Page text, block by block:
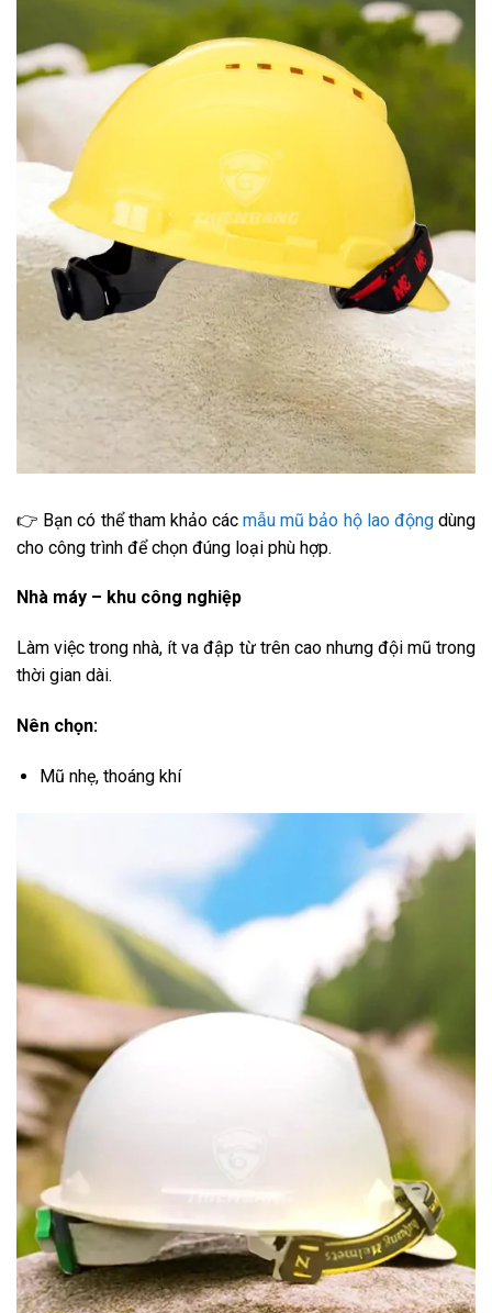
👉 Bạn có thể tham khảo cácmẫu mũ bảo hộ lao độngdùng
cho công trình để chọn đúng loại phù hợp.
Nhà máy – khu công nghiệp
Làm việc trong nhà, ít va đập từ trên cao nhưng đội mũ trong
thời gian dài.
Nên chọn:
Mũ nhẹ, thoáng khí